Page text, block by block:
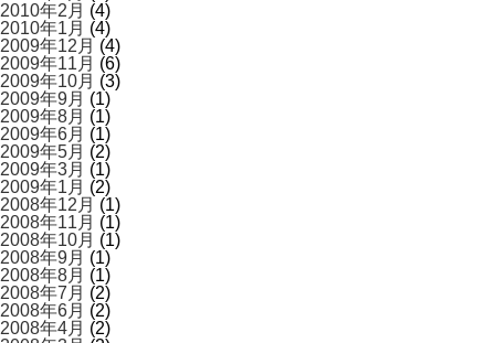
2010年2月 (4)
2010年1月 (4)
2009年12月 (4)
2009年11月 (6)
2009年10月 (3)
2009年9月 (1)
2009年8月 (1)
2009年6月 (1)
2009年5月 (2)
2009年3月 (1)
2009年1月 (2)
2008年12月 (1)
2008年11月 (1)
2008年10月 (1)
2008年9月 (1)
2008年8月 (1)
2008年7月 (2)
2008年6月 (2)
2008年4月 (2)